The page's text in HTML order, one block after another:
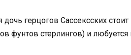
герцогов Сассексских
фунтов стерлингов) и любуется